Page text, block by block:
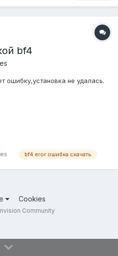
bf4
ошибку,установка не удалась.
bf4 eror ошибка скачать
Cookies
Community